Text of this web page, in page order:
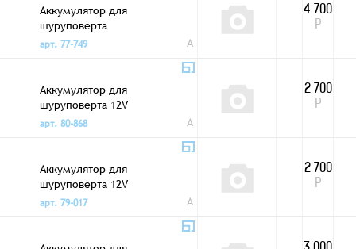
Аккумулятор для
шуруповерта
Интерскол 18V
арт. 77-749 A
4 700
Р
Аккумулятор для
шуруповерта 12V
1,3Аh плоский
арт. 80-868 A
2 700
Р
Аккумулятор для
шуруповерта 12V
1,3Аh с выступом
арт. 79-017 A
2 700
Р